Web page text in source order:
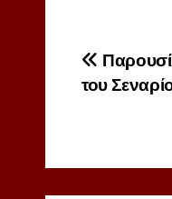
άρθρων
του